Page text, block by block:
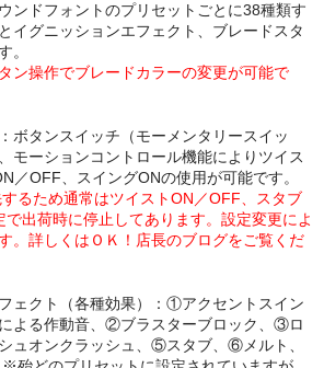
ンドフォントのプリセットごとに38種類す
イグニッションエフェクト、ブレードスタ
。
ン操作でブレードカラーの変更が可能で
ボタンスイッチ（モーメンタリースイッ
モーションコントロール機能によりツイス
／OFF、スイングONの使用が可能です。
るため通常はツイストON／OFF、スタブ
出荷時に停止してあります。設定変更によ
。詳しくはＯＫ！店長のブログをご覧くだ
ェクト（各種効果）：①アクセントスイン
よる作動音、②ブラスターブロック、③ロ
ュオンクラッシュ、⑤スタブ、⑥メルト、